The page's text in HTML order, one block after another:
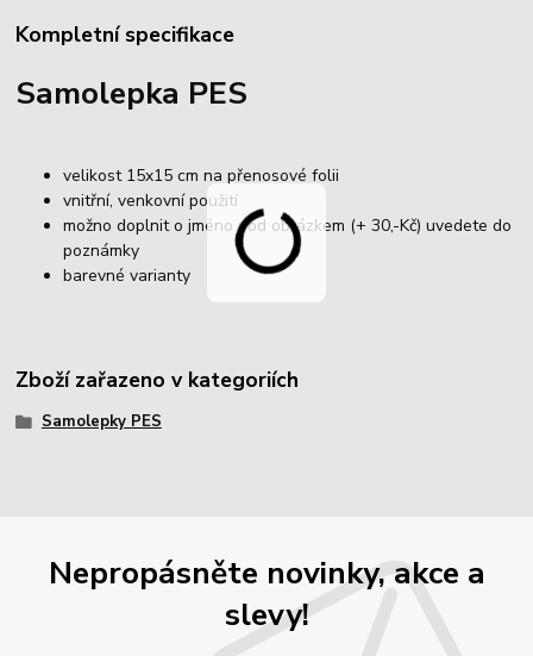
Kompletní specifikace
Samolepka PES
velikost 15x15 cm na přenosové folii
vnitřní, venkovní použití
možno doplnit o jméno pod obrázkem (+ 30,-Kč) uvedete do
poznámky
barevné varianty
Zboží zařazeno v kategoriích
Samolepky PES
Nepropásněte novinky, akce a
slevy!